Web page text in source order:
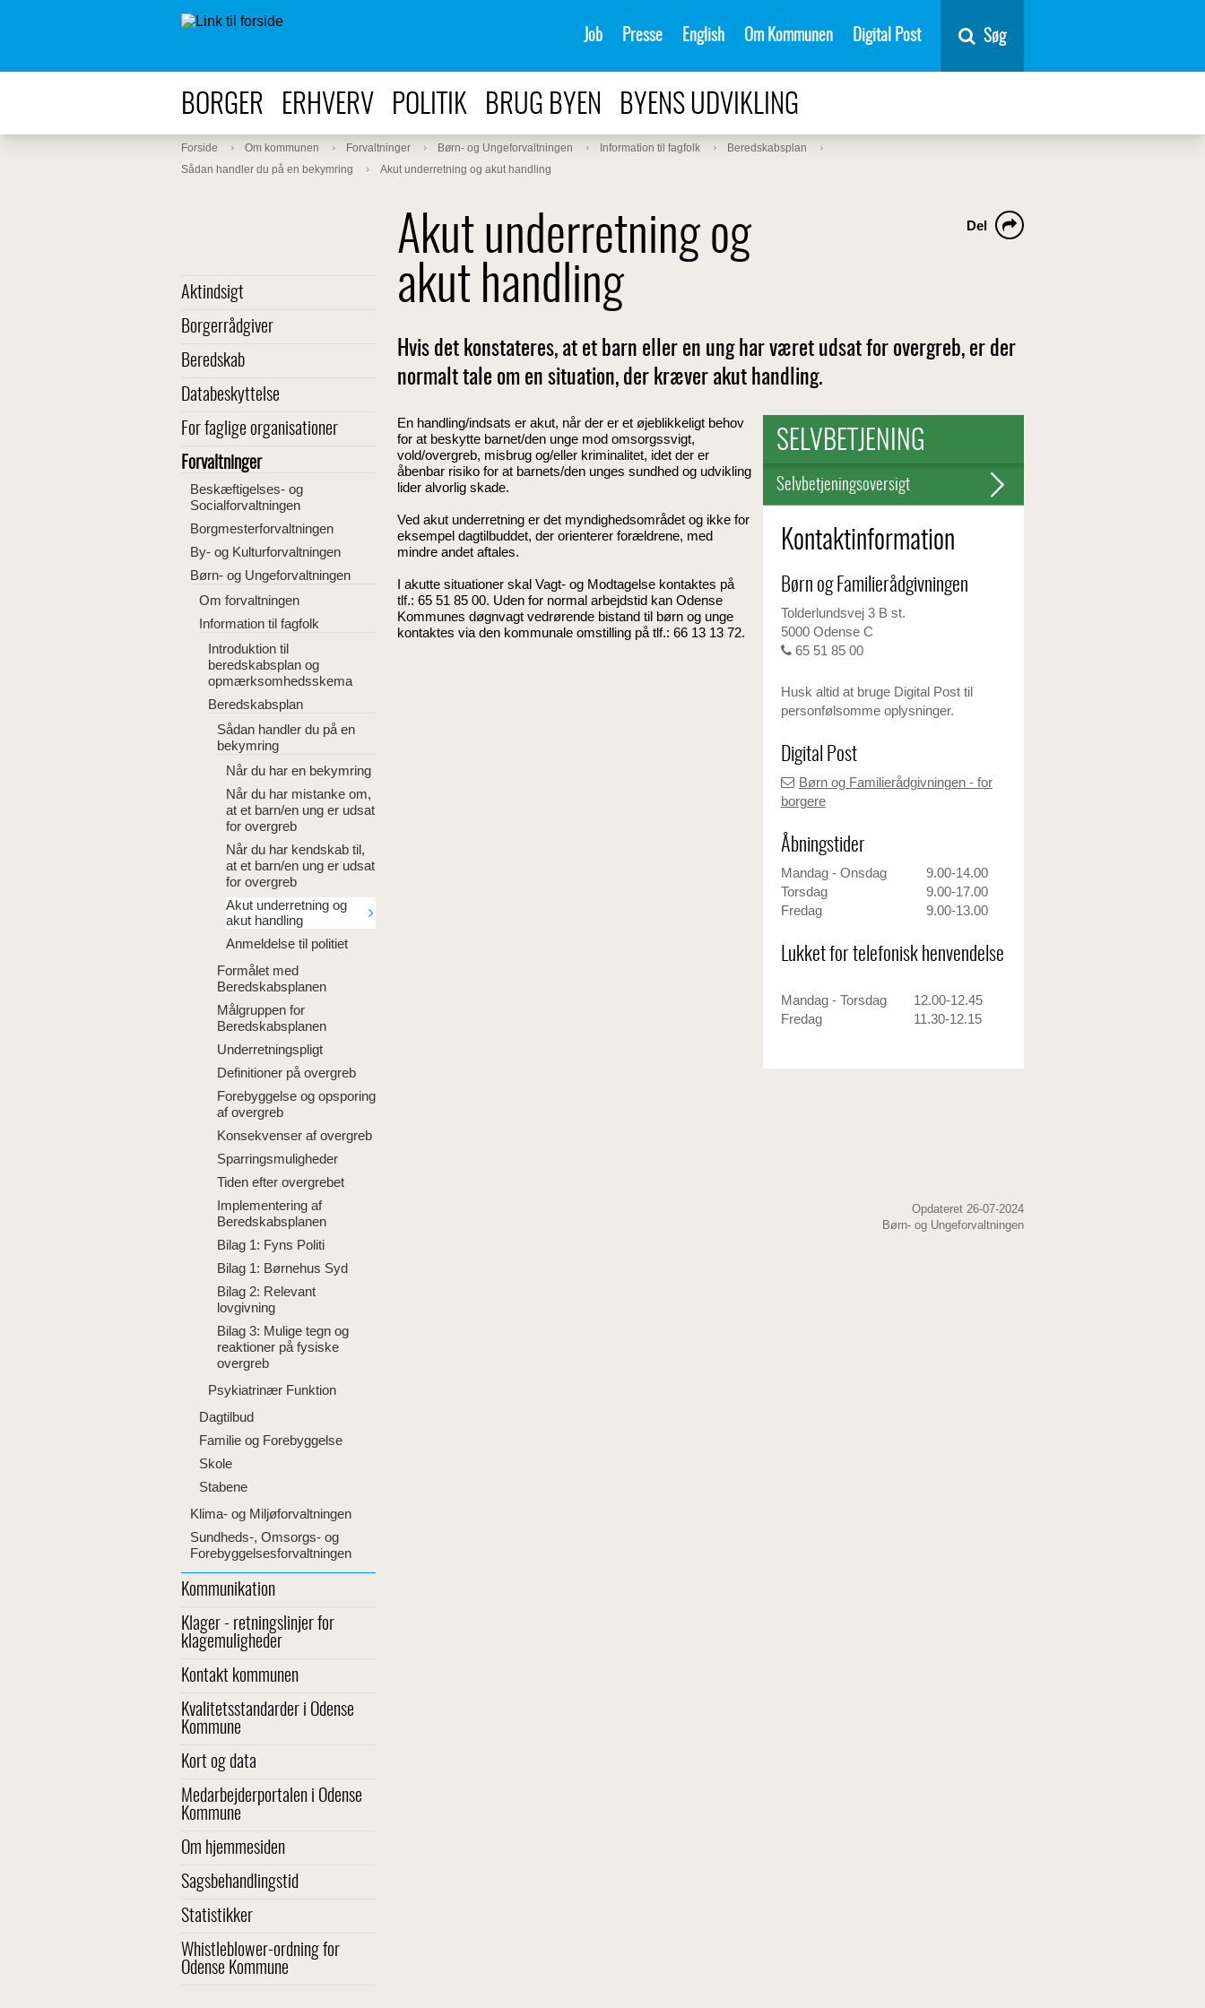
Job Presse English Om Kommunen Digital Post Søg
BORGER ERHVERV POLITIK BRUG BYEN BYENS UDVIKLING
Forside Om kommunen Forvaltninger Børn- og Ungeforvaltningen Information til fagfolk
Beredskabsplan
Sådan handler du på en bekymring
Akut underretning og akut handling
Aktindsigt
Borgerrådgiver
Beredskab
Databeskyttelse
For faglige organisationer
Forvaltninger
Beskæftigelses- og
Socialforvaltningen
Borgmesterforvaltningen
By- og Kulturforvaltningen
Børn- og Ungeforvaltningen
Om forvaltningen
Information til fagfolk
Introduktion til
beredskabsplan og
opmærksomhedsskema
Beredskabsplan
Sådan handler du på en
bekymring
Når du har en bekymring
Når du har mistanke om,
at et barn/en ung er udsat
for overgreb
Når du har kendskab til,
at et barn/en ung er udsat
for overgreb
Akut underretning og
akut handling
Anmeldelse til politiet
Formålet med
Beredskabsplanen
Målgruppen for
Beredskabsplanen
Underretningspligt
Definitioner på overgreb
Forebyggelse og opsporing
af overgreb
Konsekvenser af overgreb
Sparringsmuligheder
Tiden efter overgrebet
Implementering af
Beredskabsplanen
Bilag 1: Fyns Politi
Bilag 1: Børnehus Syd
Bilag 2: Relevant
lovgivning
Bilag 3: Mulige tegn og
reaktioner på fysiske
overgreb
Psykiatrinær Funktion
Dagtilbud
Familie og Forebyggelse
Skole
Stabene
Klima- og Miljøforvaltningen
Sundheds-, Omsorgs- og
Forebyggelsesforvaltningen
Kommunikation
Klager - retningslinjer for
klagemuligheder
Kontakt kommunen
Kvalitetsstandarder i Odense
Kommune
Kort og data
Medarbejderportalen i Odense
Kommune
Om hjemmesiden
Sagsbehandlingstid
Statistikker
Whistleblower-ordning for
Odense Kommune
Akut underretning og
akut handling
Del
Hvis det konstateres, at et barn eller en ung har været udsat for overgreb, er der
normalt tale om en situation, der kræver akut handling.
SELVBETJENING
Selvbetjeningsoversigt
Kontaktinformation
Børn og Familierådgivningen
Tolderlundsvej 3 B st.
5000 Odense C
65 51 85 00
Husk altid at bruge Digital Post til
personfølsomme oplysninger.
Digital Post
Børn og Familierådgivningen - for
borgere
Åbningstider
Mandag - Onsdag
9.00-14.00
Torsdag
9.00-17.00
Fredag
9.00-13.00
Lukket for telefonisk henvendelse
Mandag - Torsdag
12.00-12.45
Fredag
11.30-12.15
En handling/indsats er akut, når der er et øjeblikkeligt behov
for at beskytte barnet/den unge mod omsorgssvigt,
vold/overgreb, misbrug og/eller kriminalitet, idet der er
åbenbar risiko for at barnets/den unges sundhed og udvikling
lider alvorlig skade.
Ved akut underretning er det myndighedsområdet og ikke for
eksempel dagtilbuddet, der orienterer forældrene, med
mindre andet aftales.
I akutte situationer skal Vagt- og Modtagelse kontaktes på
tlf.: 65 51 85 00. Uden for normal arbejdstid kan Odense
Kommunes døgnvagt vedrørende bistand til børn og unge
kontaktes via den kommunale omstilling på tlf.: 66 13 13 72.
Opdateret 26-07-2024
Børn- og Ungeforvaltningen